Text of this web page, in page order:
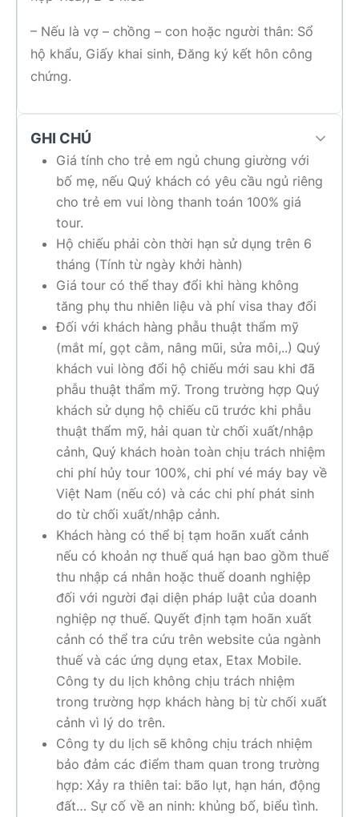
– Nếu là vợ – chồng – con hoặc người thân: Sổ
hộ khẩu, Giấy khai sinh, Đăng ký kết hôn công
chứng.
GHI CHÚ
Giá tính cho trẻ em ngủ chung giường với
bố mẹ, nếu Quý khách có yêu cầu ngủ riêng
cho trẻ em vui lòng thanh toán 100% giá
tour.
Hộ chiếu phải còn thời hạn sử dụng trên 6
tháng (Tính từ ngày khởi hành)
Giá tour có thể thay đổi khi hàng không
tăng phụ thu nhiên liệu và phí visa thay đổi
Đối với khách hàng phẫu thuật thẩm mỹ
(mắt mí, gọt cằm, nâng mũi, sửa môi,..) Quý
khách vui lòng đổi hộ chiếu mới sau khi đã
phẫu thuật thẩm mỹ. Trong trường hợp Quý
khách sử dụng hộ chiếu cũ trước khi phẫu
thuật thẩm mỹ, hải quan từ chối xuất/nhập
cảnh, Quý khách hoàn toàn chịu trách nhiệm
chi phí hủy tour 100%, chi phí vé máy bay về
Việt Nam (nếu có) và các chi phí phát sinh
do từ chối xuất/nhập cảnh.
Khách hàng có thể bị tạm hoãn xuất cảnh
nếu có khoản nợ thuế quá hạn bao gồm thuế
thu nhập cá nhân hoặc thuế doanh nghiệp
đối với người đại diện pháp luật của doanh
nghiệp nợ thuế. Quyết định tạm hoãn xuất
cảnh có thể tra cứu trên website của ngành
thuế và các ứng dụng etax, Etax Mobile.
Công ty du lịch không chịu trách nhiệm
trong trường hợp khách hàng bị từ chối xuất
cảnh vì lý do trên.
Công ty du lịch sẽ không chịu trách nhiệm
bảo đảm các điểm tham quan trong trường
hợp: Xảy ra thiên tai: bão lụt, hạn hán, động
đất… Sự cố về an ninh: khủng bố, biểu tình.